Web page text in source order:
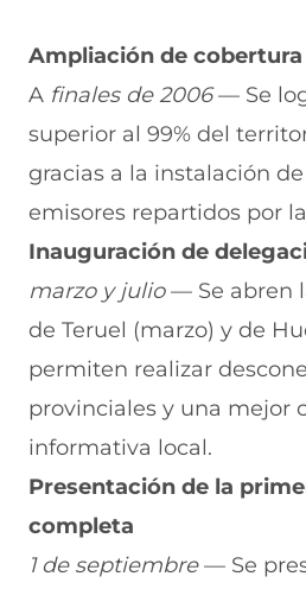
Ampliación de cobertura
A finales de 2006— Se
superior al 99% del
gracias a la instalación
emisores repartidos por
Inauguración de
marzo y julio— Se abren
de Teruel (marzo) y de
permiten realizar
provinciales y una mejor
informativa local.
Presentación de la
completa
1 de septiembre— Se